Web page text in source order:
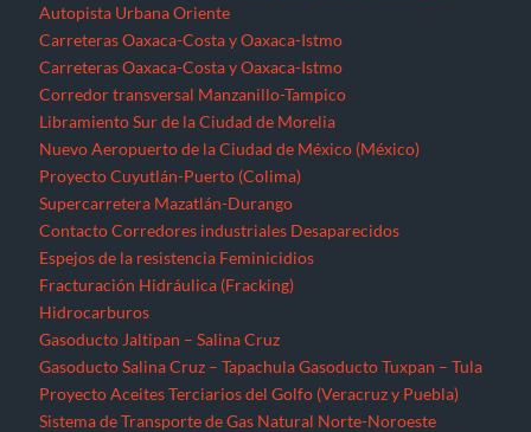
Autopista Urbana Oriente
Carreteras Oaxaca-Costa y Oaxaca-Istmo
Carreteras Oaxaca-Costa y Oaxaca-Istmo
Corredor transversal Manzanillo-Tampico
Libramiento Sur de la Ciudad de Morelia
Nuevo Aeropuerto de la Ciudad de México (México)
Proyecto Cuyutlán-Puerto (Colima)
Supercarretera Mazatlán-Durango
Contacto Corredores industriales Desaparecidos
Espejos de la resistencia Feminicidios
Fracturación Hidráulica (Fracking)
Hidrocarburos
Gasoducto Jaltipan – Salina Cruz
Gasoducto Salina Cruz – Tapachula Gasoducto Tuxpan – Tula
Proyecto Aceites Terciarios del Golfo (Veracruz y Puebla)
Sistema de Transporte de Gas Natural Norte-Noroeste